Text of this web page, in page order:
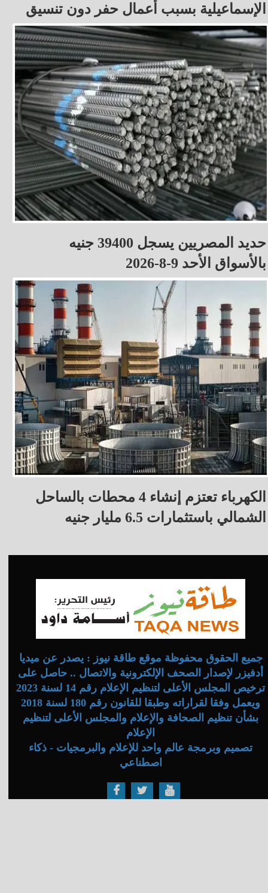
الإسماعيلية بسبب أعمال حفر دون تنسيق
حديد المصريين يسجل 39400 جنيه
بالأسواق الأحد 9-8-2026
الكهرباء تعتزم إنشاء 4 محطات بالساحل
الشمالي باستثمارات 6.5 مليار جنيه
جميع الحقوق محفوظة موقع طاقة نيوز : يصدر عن ميديا
أدفيزر لإصدار الصحف الإلكترونية والاتصال .. حاصل على
ترخيص المجلس الأعلى لتنظيم الإعلام رقم 14 لسنة 2023
ويعمل وفقا لقراراته وطبقا للقانون رقم 180 لسنة 2018
بشأن تنظيم الصحافة والإعلام والمجلس الأعلى لتنظيم
الإعلام
تصميم وبرمجة عالم واحد للإعلام والبرمجيات - ذكاء
اصطناعي